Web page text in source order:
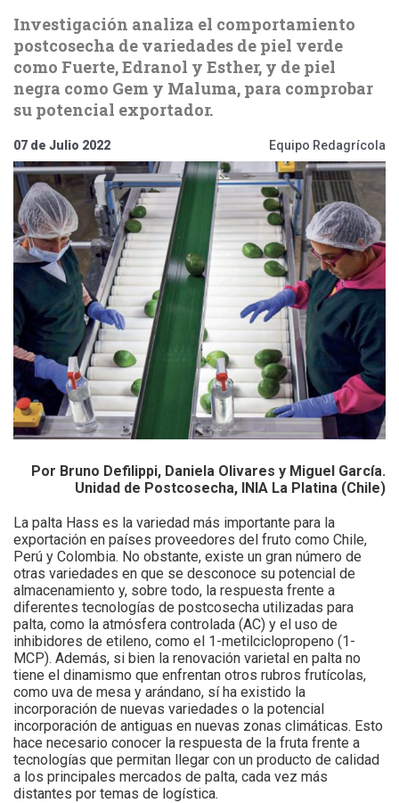
Investigación analiza el comportamiento
postcosecha de variedades de piel verde
como Fuerte, Edranol y Esther, y de piel
negra como Gem y Maluma, para comprobar
su potencial exportador.
07 de Julio 2022 Equipo Redagrícola
Por Bruno Defilippi, Daniela Olivares y Miguel García.
Unidad de Postcosecha, INIA La Platina (Chile)
La palta Hass es la variedad más importante para la
exportación en países proveedores del fruto como Chile,
Perú y Colombia. No obstante, existe un gran número de
otras variedades en que se desconoce su potencial de
almacenamiento y, sobre todo, la respuesta frente a
diferentes tecnologías de postcosecha utilizadas para
palta, como la atmósfera controlada (AC) y el uso de
inhibidores de etileno, como el 1-metilciclopropeno (1-
MCP). Además, si bien la renovación varietal en palta no
tiene el dinamismo que enfrentan otros rubros frutícolas,
como uva de mesa y arándano, sí ha existido la
incorporación de nuevas variedades o la potencial
incorporación de antiguas en nuevas zonas climáticas. Esto
hace necesario conocer la respuesta de la fruta frente a
tecnologías que permitan llegar con un producto de calidad
a los principales mercados de palta, cada vez más
distantes por temas de logística.